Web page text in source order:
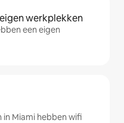
werkplekken
een eigen
in Miami hebben wifi